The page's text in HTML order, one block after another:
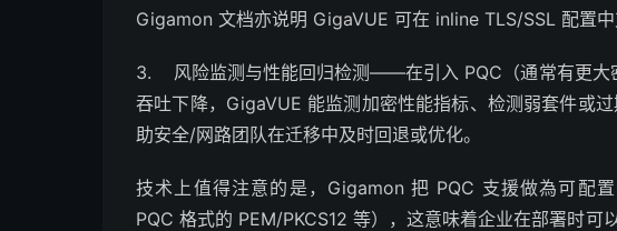
Gigamon 文档亦说明 GigaVUE 可在 inline TLS/SSL 配置
3. 风险监测与性能回归检测——在引入 PQC（通常有更大
吞吐下降，GigaVUE 能监测加密性能指标、检测弱套件或
助安全/网路团队在迁移中及时回退或优化。
技术上值得注意的是，Gigamon 把 PQC 支援做為可配
PQC 格式的 PEM/PKCS12 等），这意味着企业在部署时可